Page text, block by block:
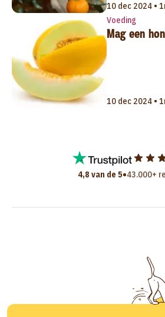
10 dec 2024 •
Voeding
Mag een
10 dec 2024 •
4,8 van de 5•43.000+